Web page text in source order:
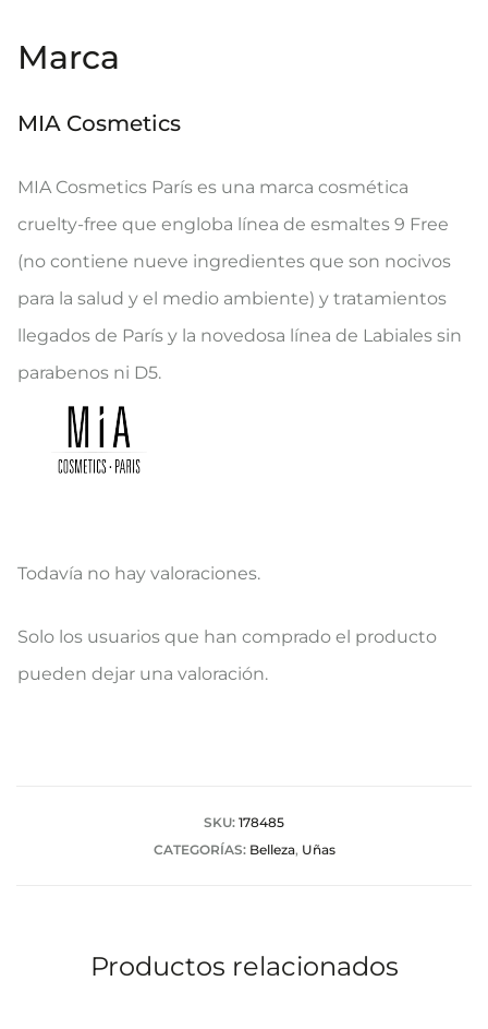
Marca
MIA Cosmetics
MIA Cosmetics París es una marca cosmética
cruelty-free que engloba línea de esmaltes 9 Free
(no contiene nueve ingredientes que son nocivos
para la salud y el medio ambiente) y tratamientos
llegados de París y la novedosa línea de Labiales sin
parabenos ni D5.
V
a
Todavía no hay valoraciones.
Solo los usuarios que han comprado el producto
pueden dejar una valoración.
SKU: 178485
CATEGORÍAS: Belleza, Uñas
Productos relacionados